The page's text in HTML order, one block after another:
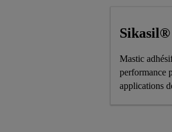
Sikasil®
Mastic
performance
applications